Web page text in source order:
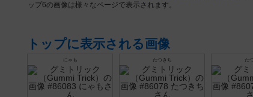
ップ6の画像は様々なページで表示されます。
トップに表示される画像
にゃも たつきち た